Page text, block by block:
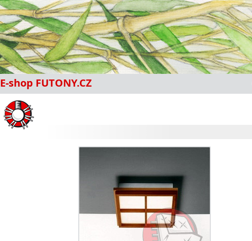
E-shop FUTONY.CZ